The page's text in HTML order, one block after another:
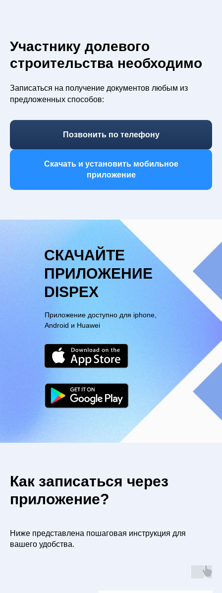
Участнику долевого
строительства необходимо
Записаться на получение документов любым из
предложенных способов:
Позвонить по телефону
Скачать и установить мобильное
приложение
СКАЧАЙТЕ
ПРИЛОЖЕНИЕ
DISPEX
Приложение доступно для iphone,
Android и Huawei
Как записаться через
приложение?
Ниже представлена пошаговая инструкция для
вашего удобства.